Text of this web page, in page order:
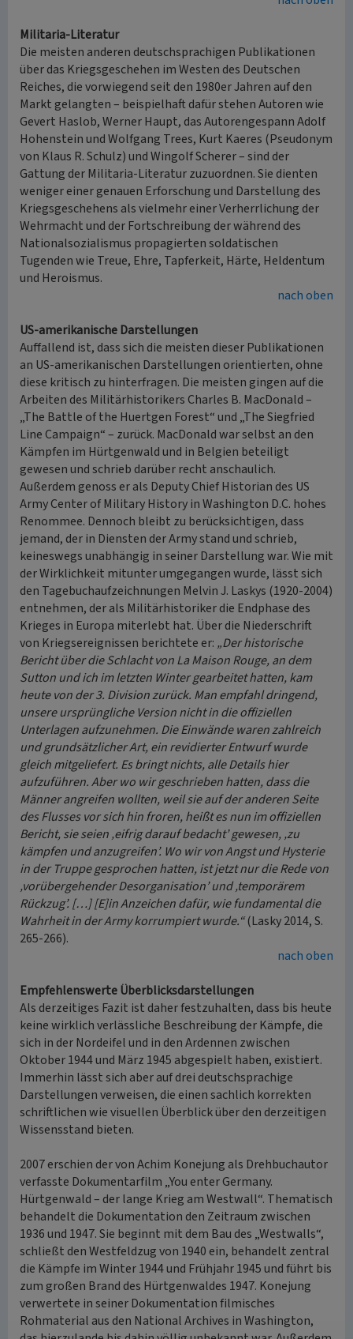
Militaria-Literatur
Die meisten anderen deutschsprachigen Publikationen
über das Kriegsgeschehen im Westen des Deutschen
Reiches, die vorwiegend seit den 1980er Jahren auf den
Markt gelangten – beispielhaft dafür stehen Autoren wie
Gevert Haslob, Werner Haupt, das Autorengespann Adolf
Hohenstein und Wolfgang Trees, Kurt Kaeres (Pseudonym
von Klaus R. Schulz) und Wingolf Scherer – sind der
Gattung der Militaria-Literatur zuzuordnen. Sie dienten
weniger einer genauen Erforschung und Darstellung des
Kriegsgeschehens als vielmehr einer Verherrlichung der
Wehrmacht und der Fortschreibung der während des
Nationalsozialismus propagierten soldatischen
Tugenden wie Treue, Ehre, Tapferkeit, Härte, Heldentum
und Heroismus.
nach oben
US-amerikanische Darstellungen
Auffallend ist, dass sich die meisten dieser Publikationen
an US-amerikanischen Darstellungen orientierten, ohne
diese kritisch zu hinterfragen. Die meisten gingen auf die
Arbeiten des Militärhistorikers Charles B. MacDonald –
„The Battle of the Huertgen Forest“ und „The Siegfried
Line Campaign“ – zurück. MacDonald war selbst an den
Kämpfen im Hürtgenwald und in Belgien beteiligt
gewesen und schrieb darüber recht anschaulich.
Außerdem genoss er als Deputy Chief Historian des US
Army Center of Military History in Washington D.C. hohes
Renommee. Dennoch bleibt zu berücksichtigen, dass
jemand, der in Diensten der Army stand und schrieb,
keineswegs unabhängig in seiner Darstellung war. Wie mit
der Wirklichkeit mitunter umgegangen wurde, lässt sich
den Tagebuchaufzeichnungen Melvin J. Laskys (1920-2004)
entnehmen, der als Militärhistoriker die Endphase des
Krieges in Europa miterlebt hat. Über die Niederschrift
von Kriegsereignissen berichtete er: „Der historische
Bericht über die Schlacht von La Maison Rouge, an dem
Sutton und ich im letzten Winter gearbeitet hatten, kam
heute von der 3. Division zurück. Man empfahl dringend,
unsere ursprüngliche Version nicht in die offiziellen
Unterlagen aufzunehmen. Die Einwände waren zahlreich
und grundsätzlicher Art, ein revidierter Entwurf wurde
gleich mitgeliefert. Es bringt nichts, alle Details hier
aufzuführen. Aber wo wir geschrieben hatten, dass die
Männer angreifen wollten, weil sie auf der anderen Seite
des Flusses vor sich hin froren, heißt es nun im offiziellen
Bericht, sie seien ‚eifrig darauf bedacht’ gewesen, ‚zu
kämpfen und anzugreifen’. Wo wir von Angst und Hysterie
in der Truppe gesprochen hatten, ist jetzt nur die Rede von
‚vorübergehender Desorganisation’ und ‚temporärem
Rückzug’. […] [E]in Anzeichen dafür, wie fundamental die
Wahrheit in der Army korrumpiert wurde.“(Lasky 2014, S.
265-266).
nach oben
Empfehlenswerte Überblicksdarstellungen
Als derzeitiges Fazit ist daher festzuhalten, dass bis heute
keine wirklich verlässliche Beschreibung der Kämpfe, die
sich in der Nordeifel und in den Ardennen zwischen
Oktober 1944 und März 1945 abgespielt haben, existiert.
Immerhin lässt sich aber auf drei deutschsprachige
Darstellungen verweisen, die einen sachlich korrekten
schriftlichen wie visuellen Überblick über den derzeitigen
Wissensstand bieten.
2007 erschien der von Achim Konejung als Drehbuchautor
verfasste Dokumentarfilm „You enter Germany.
Hürtgenwald – der lange Krieg am Westwall“. Thematisch
behandelt die Dokumentation den Zeitraum zwischen
1936 und 1947. Sie beginnt mit dem Bau des „Westwalls“,
schließt den Westfeldzug von 1940 ein, behandelt zentral
die Kämpfe im Winter 1944 und Frühjahr 1945 und führt bis
zum großen Brand des Hürtgenwaldes 1947. Konejung
verwertete in seiner Dokumentation filmisches
Rohmaterial aus den National Archives in Washington,